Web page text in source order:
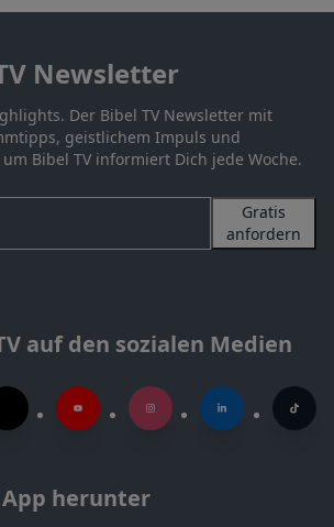
Newsletter
Der Bibel TV Newsletter mit
geistlichem Impuls und
Bibel TV informiert Dich jede Woche.
Gratis
anfordern
auf den sozialen Medien
herunter